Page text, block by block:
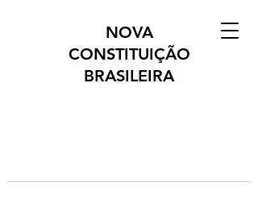
NOVA
CONSTITUIÇÃO
BRASILEIRA